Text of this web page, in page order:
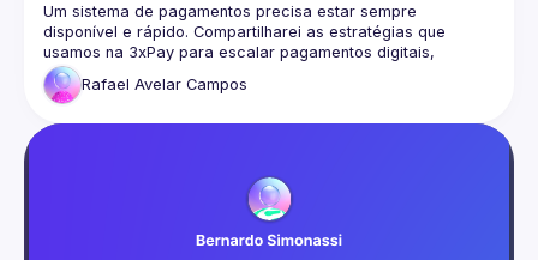
Um sistema de pagamentos precisa estar sempre
disponível e rápido. Compartilharei as estratégias que
usamos na 3xPay para escalar pagamentos digitais,
otimizando processamento assíncrono, mensageria e banco
Rafael Avelar Campos